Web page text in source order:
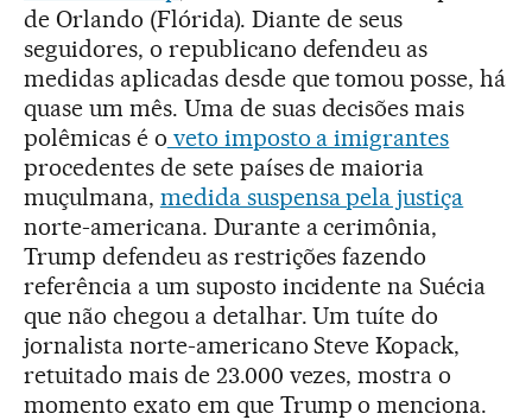
de Orlando (Flórida). Diante de seus
seguidores, o republicano defendeu as
medidas aplicadas desde que tomou posse, há
quase um mês. Uma de suas decisões mais
polêmicas é o veto imposto a imigrantes
procedentes de sete países de maioria
muçulmana, medida suspensa pela justiça
norte-americana. Durante a cerimônia,
Trump defendeu as restrições fazendo
referência a um suposto incidente na Suécia
que não chegou a detalhar. Um tuíte do
jornalista norte-americano Steve Kopack,
retuitado mais de 23.000 vezes, mostra o
momento exato em que Trump o menciona.